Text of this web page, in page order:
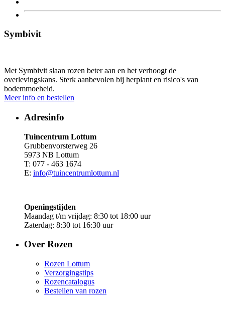
Symbivit
Met Symbivit slaan rozen beter aan en het verhoogt de
overlevingskans. Sterk aanbevolen bij herplant en risico's van
bodemmoeheid.
Meer info en bestellen
Adresinfo
Tuincentrum Lottum
Grubbenvorsterweg 26
5973 NB Lottum
T: 077 - 463 1674
E: info@tuincentrumlottum.nl
Openingstijden
Maandag t/m vrijdag: 8:30 tot 18:00 uur
Zaterdag: 8:30 tot 16:30 uur
Over Rozen
Rozen Lottum
Verzorgingstips
Rozencatalogus
Bestellen van rozen